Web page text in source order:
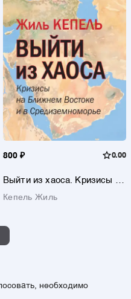
800 ₽ 0.00
Выйти из хаоса. Кризисы на
Средиземноморье
Кепель Жиль
необходимо